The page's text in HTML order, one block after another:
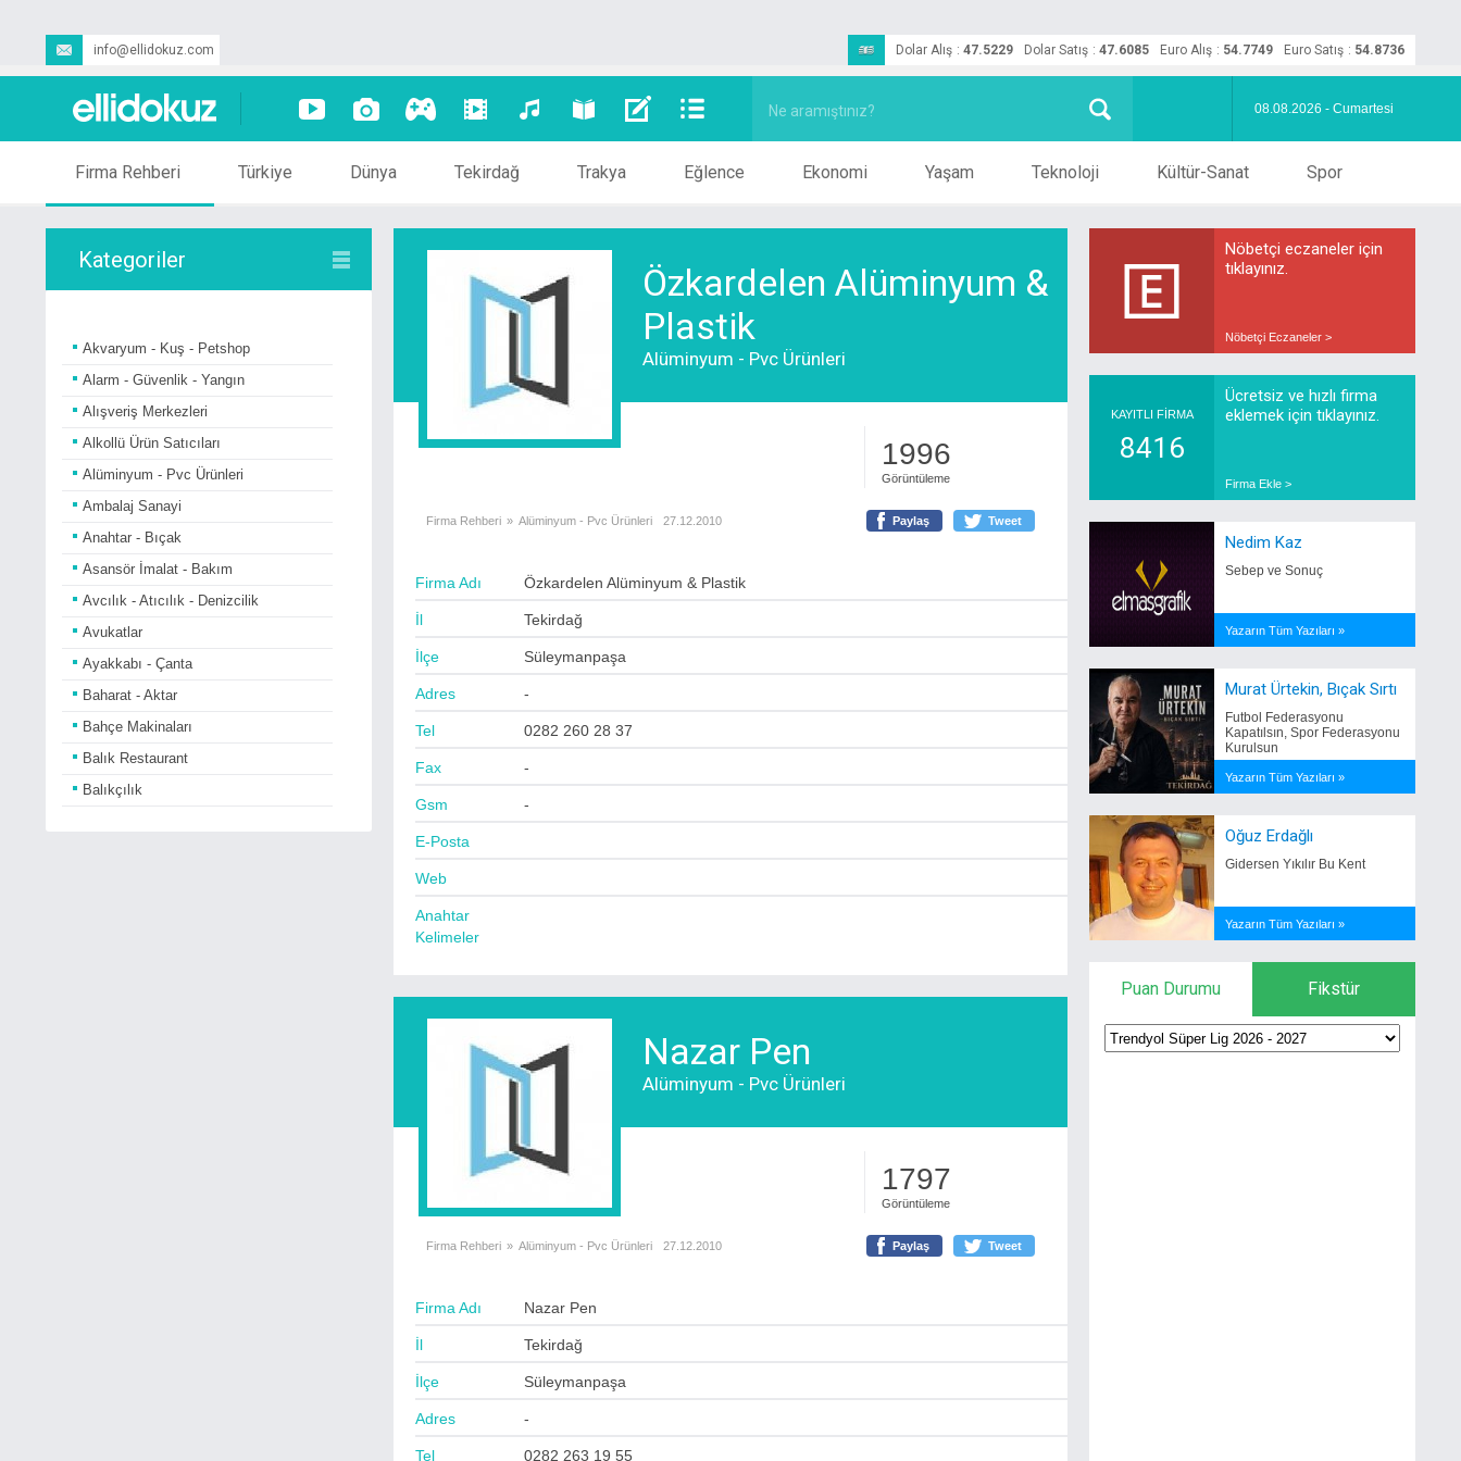
info@ellidokuz.com Dolar Alış : 47.5229 Dolar Satış : 47.6085 Euro Alış : 54.7749 Euro Satış : 54.8736
08.08.2026 - Cumartesi
Firma Rehberi Türkiye Dünya Tekirdağ Trakya Eğlence Ekonomi Yaşam Teknoloji Kültür-Sanat Spor
Kategoriler
Akvaryum - Kuş - Petshop
Alarm - Güvenlik - Yangın
Alışveriş Merkezleri
Alkollü Ürün Satıcıları
Alüminyum - Pvc Ürünleri
Ambalaj Sanayi
Anahtar - Bıçak
Asansör İmalat - Bakım
Avcılık - Atıcılık - Denizcilik
Avukatlar
Ayakkabı - Çanta
Baharat - Aktar
Bahçe Makinaları
Balık Restaurant
Balıkçılık
Özkardelen Alüminyum &
Plastik
Alüminyum - Pvc Ürünleri
1996
Görüntüleme
Firma Rehberi » Alüminyum - Pvc Ürünleri 27.12.2010 Paylaş Tweet
Firma Adı Özkardelen Alüminyum & Plastik
İl Tekirdağ
İlçe Süleymanpaşa
Adres -
Tel 0282 260 28 37
Fax -
Gsm -
E-Posta
Web
Anahtar
Kelimeler
Nazar Pen
Alüminyum - Pvc Ürünleri
1797
Görüntüleme
Firma Rehberi » Alüminyum - Pvc Ürünleri 27.12.2010 Paylaş Tweet
Firma Adı Nazar Pen
İl Tekirdağ
İlçe Süleymanpaşa
Adres -
Tel 0282 263 19 55
Nöbetçi eczaneler için
tıklayınız.
Nöbetçi Eczaneler >
KAYITLI FİRMA
8416
Ücretsiz ve hızlı firma
eklemek için tıklayınız.
Firma Ekle >
Nedim Kaz
Sebep ve Sonuç
Yazarın Tüm Yazıları »
Murat Ürtekin, Bıçak Sırtı
Futbol Federasyonu
Kapatılsın, Spor Federasyonu
Kurulsun
Yazarın Tüm Yazıları »
Oğuz Erdağlı
Gidersen Yıkılır Bu Kent
Yazarın Tüm Yazıları »
Puan Durumu Fikstür